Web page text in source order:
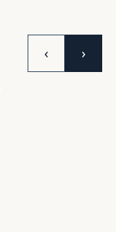
‹ ›